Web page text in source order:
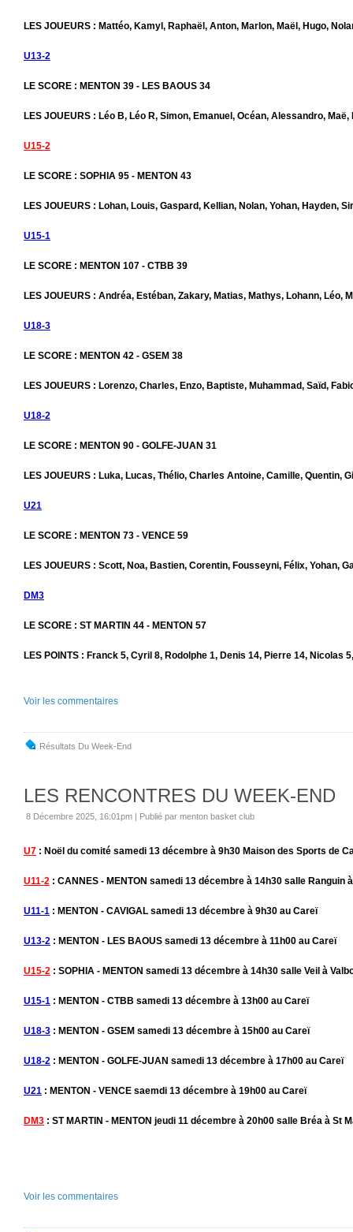
LES JOUEURS : Mattéo, Kamyl, Raphaël, Anton, Marlon, Maël, Hugo,
U13-2
LE SCORE : MENTON 39 - LES BAOUS 34
LES JOUEURS : Léo B, Léo R, Simon, Emanuel, Océan, Alessandro,
U15-2
LE SCORE : SOPHIA 95 - MENTON 43
LES JOUEURS : Lohan, Louis, Gaspard, Kellian, Nolan, Yohan, Hayden,
U15-1
LE SCORE : MENTON 107 - CTBB 39
LES JOUEURS : Andréa, Estéban, Zakary, Matias, Mathys, Lohann, Léo,
U18-3
LE SCORE : MENTON 42 - GSEM 38
LES JOUEURS : Lorenzo, Charles, Enzo, Baptiste, Muhammad, Saïd,
U18-2
LE SCORE : MENTON 90 - GOLFE-JUAN 31
LES JOUEURS : Luka, Lucas, Thélio, Charles Antoine, Camille, Quentin,
U21
LE SCORE : MENTON 73 - VENCE 59
LES JOUEURS : Scott, Noa, Bastien, Corentin, Fousseyni, Félix, Yohan,
DM3
LE SCORE : ST MARTIN 44 - MENTON 57
LES POINTS : Franck 5, Cyril 8, Rodolphe 1, Denis 14, Pierre 14, Nicolas
Voir les commentaires
Résultats Du Week-End
LES RENCONTRES DU WEEK-END
8 Décembre 2025, 16:01pm | Publié par menton basket club
U7 : Noël du comité samedi 13 décembre à 9h30 Maison des Sports de
U11-2 : CANNES - MENTON samedi 13 décembre à 14h30 salle Ranguin
U11-1 : MENTON - CAVIGAL samedi 13 décembre à 9h30 au Careï
U13-2 : MENTON - LES BAOUS samedi 13 décembre à 11h00 au Careï
U15-2 : SOPHIA - MENTON samedi 13 décembre à 14h30 salle Veil à
U15-1 : MENTON - CTBB samedi 13 décembre à 13h00 au Careï
U18-3 : MENTON - GSEM samedi 13 décembre à 15h00 au Careï
U18-2 : MENTON - GOLFE-JUAN samedi 13 décembre à 17h00 au Careï
U21 : MENTON - VENCE saemdi 13 décembre à 19h00 au Careï
DM3 : ST MARTIN - MENTON jeudi 11 décembre à 20h00 salle Bréa à St
Voir les commentaires